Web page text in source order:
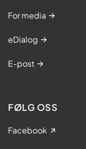
For media
eDialog
E-post
FØLG OSS
Facebook